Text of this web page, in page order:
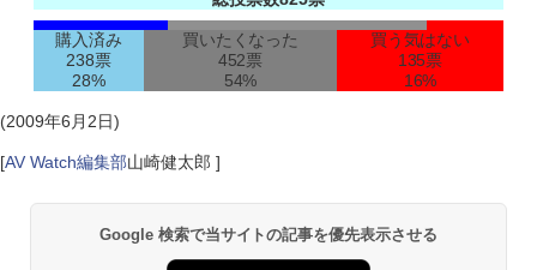
購入済み
238票
28%
買いたくなった
452票
54%
買う気はない
135票
16%
(2009年6月2日)
[AV Watch編集部山崎健太郎 ]
Google 検索で当サイトの記事を優先表示させる